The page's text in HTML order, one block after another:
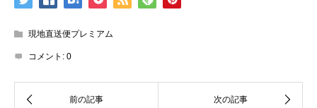
現地直送便プレミアム
コメント: 0